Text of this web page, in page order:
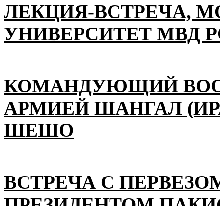
ЛЕКЦИЯ-ВСТРЕЧА,
УНИВЕРСИТЕТ МВД
КОМАНДУЮЩИЙ
АРМИЕЙ ШАНГАЛ
ШЕШО
ВСТРЕЧА С